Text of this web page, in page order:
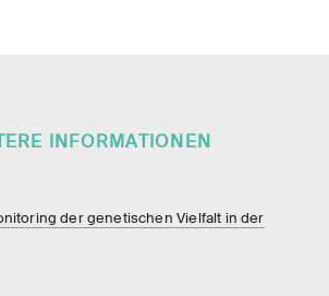
INFORMATIONEN
der genetischen Vielfalt in der